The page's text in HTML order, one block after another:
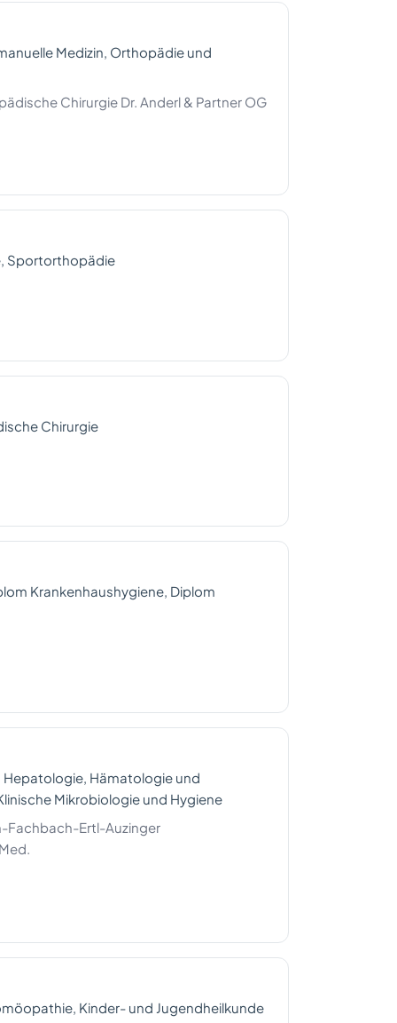
Medizin, Orthopädie und
Chirurgie Dr. Anderl & Partner OG
Sportorthopädie
Chirurgie
Krankenhaushygiene, Diplom
Hämatologie und
Mikrobiologie und Hygiene
Fachbach-Ertl-Auzinger
Kinder- und Jugendheilkunde